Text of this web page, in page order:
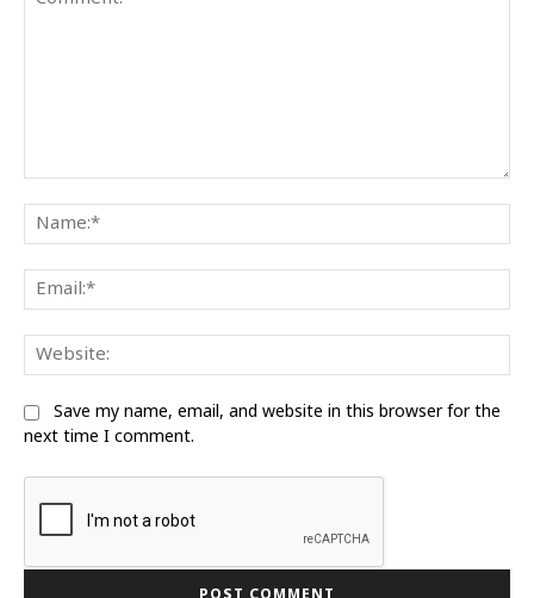
Save my name, email, and website in this browser for the
next time I comment.